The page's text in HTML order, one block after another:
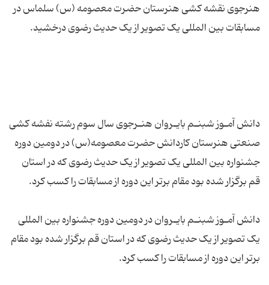
هنرجوی نقشه کشی هنرستان حضرت معصومه (س) سلماس در
دانش آمـوز شبنـم بایـروان هنـرجوی سال سوم رشته نفشه کشی
صنعتی هنرستان کاردانش حضرت معصومه(س) در دومین دوره
جشنواره بین المللی یک تصویر از یک حدیث رضوی که در استان
دانش آمـوز شبنـم بایـروان در دومین دوره جشنواره بین المللی
یک تصویر از یک حدیث رضوی که در استان قم برگزار شده بود مقام